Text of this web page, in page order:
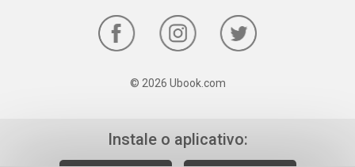
© 2026 Ubook.com
Instale o aplicativo: